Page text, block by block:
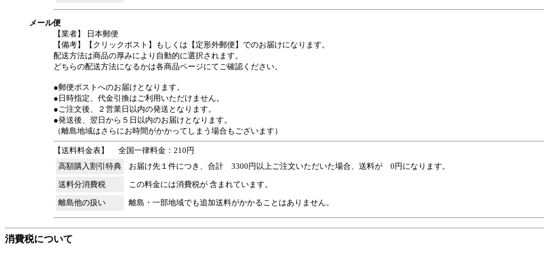
メール便
【業者】 日本郵便
【備考】【クリックポスト】もしくは【定形外郵便】でのお届けになります。
配送方法は商品の厚みにより自動的に選択されます。
どちらの配送方法になるかは各商品ページにてご確認ください。
●郵便ポストへのお届けとなります。
●日時指定、代金引換はご利用いただけません。
●ご注文後、２営業日以内の発送となります。
●発送後、翌日から５日以内のお届けとなります。
（離島地域はさらにお時間がかかってしまう場合もございます）
【送料料金表】
全国一律料金：210円
高額購入割引特典
お届け先１件につき、合計 3300円以上ご注文いただいた場合、送料が 0円になります。
送料分消費税
この料金には消費税が 含まれています。
離島他の扱い
離島・一部地域でも追加送料がかかることはありません。
消費税について